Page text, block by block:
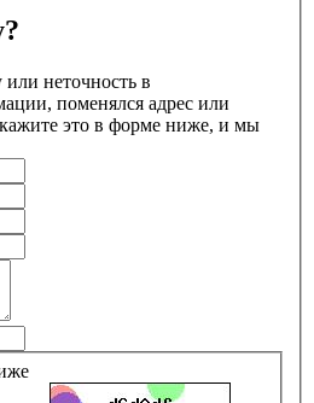
неточность в
поменялся адрес или
это в форме ниже, и мы